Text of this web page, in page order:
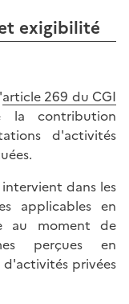
exigibilité
article 269 du CGI
contribution
d'activités
dans les
applicables en
au moment de
perçues en
privées